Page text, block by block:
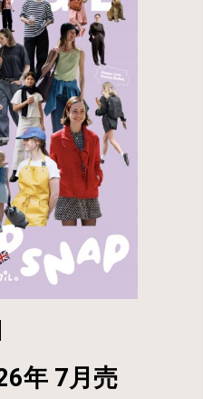
年 7月売